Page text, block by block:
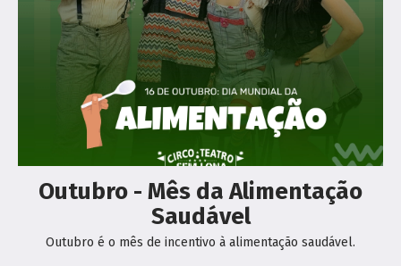
Outubro - Mês da Alimentação
Saudável
Outubro é o mês de incentivo à alimentação saudável.